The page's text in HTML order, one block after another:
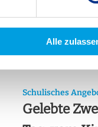
Alle
Schulisches
Gelebte